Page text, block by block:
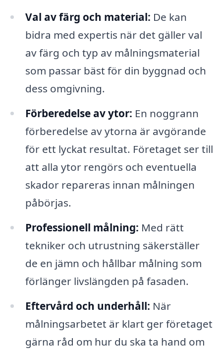
Val av färg och material: De kan
bidra med expertis när det gäller val
av färg och typ av målningsmaterial
som passar bäst för din byggnad och
dess omgivning.
Förberedelse av ytor: En noggrann
förberedelse av ytorna är avgörande
för ett lyckat resultat. Företaget ser till
att alla ytor rengörs och eventuella
skador repareras innan målningen
påbörjas.
Professionell målning: Med rätt
tekniker och utrustning säkerställer
de en jämn och hållbar målning som
förlänger livslängden på fasaden.
Eftervård och underhåll: När
målningsarbetet är klart ger företaget
gärna råd om hur du ska ta hand om